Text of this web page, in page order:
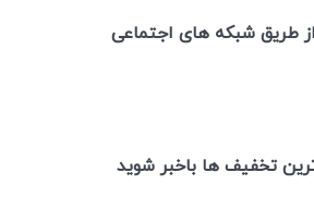
طریق شبکه های اجتماعی
تخفیف ها باخبر شوید